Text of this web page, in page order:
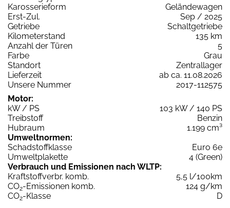
Karosserieform
Geländewagen
Erst-Zul.
Sep / 2025
Getriebe
Schaltgetriebe
Kilometerstand
135 km
Anzahl der Türen
5
Farbe
Grau
Standort
Zentrallager
Lieferzeit
ab ca. 11.08.2026
Unsere Nummer
2017-112575
Motor:
kW / PS
103 kW / 140 PS
Treibstoff
Benzin
Hubraum
1.199 cm³
Umweltnormen:
Schadstoffklasse
Euro 6e
Umweltplakette
4 (Green)
Verbrauch und Emissionen nach WLTP:
Kraftstoffverbr. komb.
5,5 l/100km
CO2-Emissionen komb.
124 g/km
CO2-Klasse
D